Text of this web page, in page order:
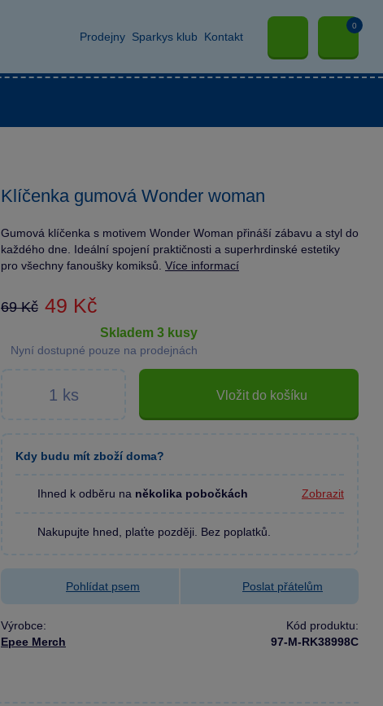
Prodejny Sparkys klub Kontakt
0
Klíčenka gumová Wonder woman
Gumová klíčenka s motivem Wonder Woman přináší zábavu a styl do
každého dne. Ideální spojení praktičnosti a superhrdinské estetiky
pro všechny fanoušky komiksů. Více informací
69 Kč 49 Kč
skladem 3 kusy
Nyní dostupné pouze na prodejnách
Vložit do košíku
Kdy budu mít zboží doma?
Ihned k odběru na několika pobočkách Zobrazit
Nakupujte hned, plaťte později. Bez poplatků.
Pohlídat psem Poslat přátelům
Výrobce:
Epee Merch
Kód produktu:
97-M-RK38998C